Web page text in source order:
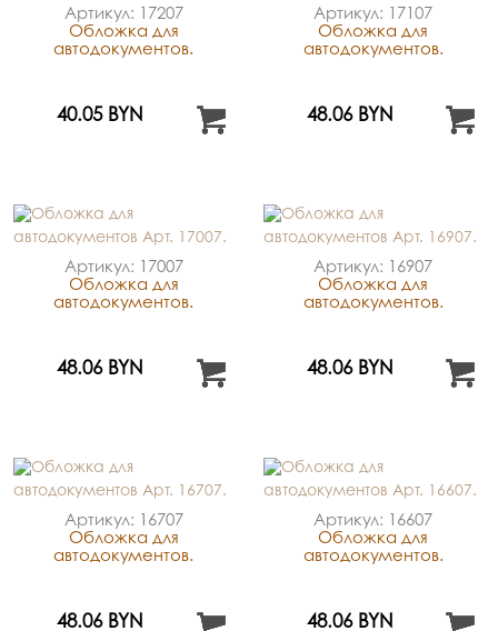
Артикул: 17207
Обложка для
автодокументов.
40.05 BYN
Артикул: 17107
Обложка для
автодокументов.
48.06 BYN
Артикул: 17007
Обложка для
автодокументов.
48.06 BYN
Артикул: 16907
Обложка для
автодокументов.
48.06 BYN
Артикул: 16707
Обложка для
автодокументов.
48.06 BYN
Артикул: 16607
Обложка для
автодокументов.
48.06 BYN